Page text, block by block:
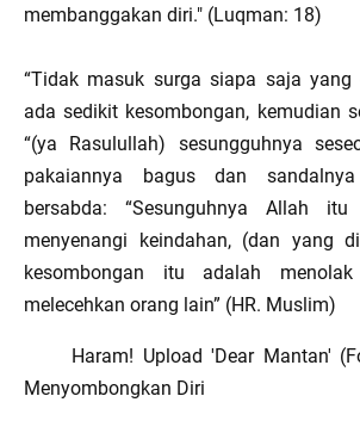
membanggakan diri." (Luqman: 18)
“Tidak masuk surga siapa saja
ada sedikit kesombongan, kemudian
“(ya Rasulullah) sesungguhnya
pakaiannya bagus dan
bersabda: “Sesunguhnya Allah
menyenangi keindahan, (dan yang
kesombongan itu adalah
melecehkan orang lain” (HR. Muslim)
Haram! Upload 'Dear Mantan'
Menyombongkan Diri